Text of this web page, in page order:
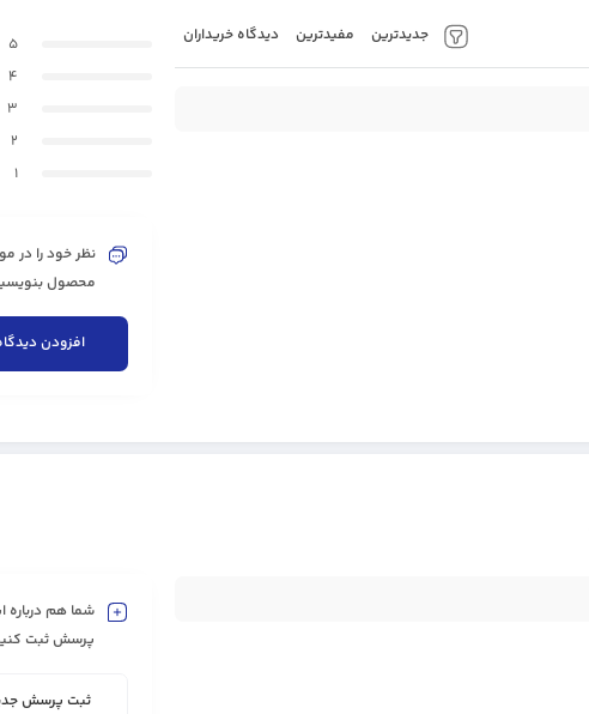
جدیدترین مفیدترین دیدگاه خریداران
5
4
3
2
1
نظر خود را در
محصول
افزودن
شما هم درباره
پرسش ثبت
ثبت پرسش